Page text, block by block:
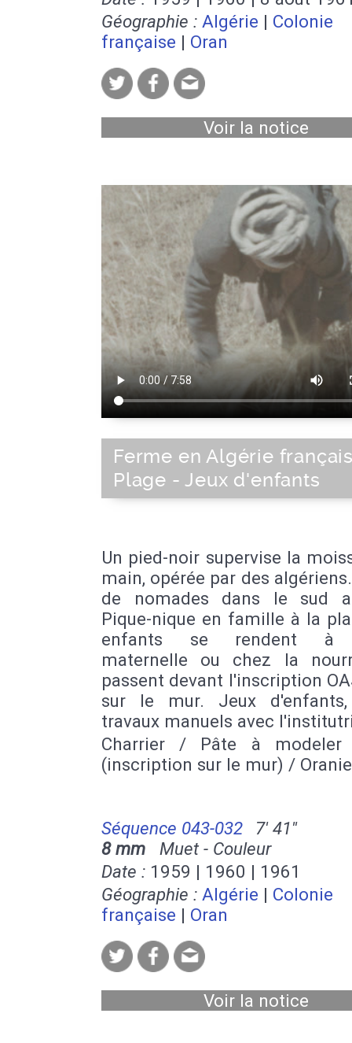
Géographie : Algérie | Colonie
française | Oran
Voir la notice
Ferme en Algérie
Plage - Jeux d'enfants
Un pied-noir supervise la
main, opérée par des
de nomades dans le sud
Pique-nique en famille à la
enfants se rendent à
maternelle ou chez la
passent devant l'inscription
sur le mur. Jeux d'enfants,
travaux manuels avec
Charrier / Pâte à modeler
(inscription sur le mur) / Oranie
Séquence 043-032
7' 41''
8 mm Muet - Couleur
Date : 1959 | 1960 | 1961
Géographie : Algérie | Colonie
française | Oran
Voir la notice